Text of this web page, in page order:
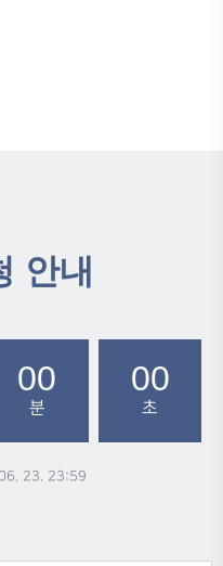
안내
00
분
00
초
23. 23:59